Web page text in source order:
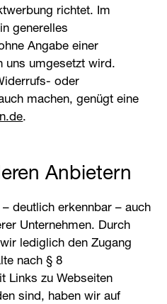
richtet. Im
generelles
Angabe einer
uns umgesetzt wird.
oder
machen, genügt eine
.
Anbietern
deutlich erkennbar – auch
Unternehmen. Durch
lediglich den Zugang
nach § 8
Links zu Webseiten
sind, haben wir auf